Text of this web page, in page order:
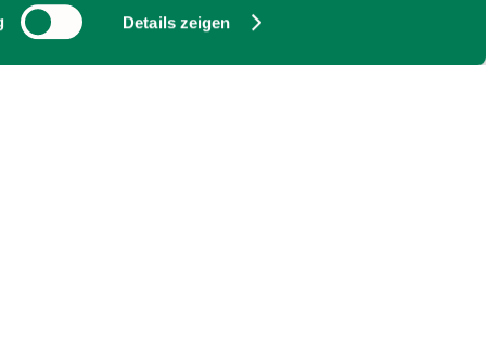
Details zeigen
ca. 30 Minuten.